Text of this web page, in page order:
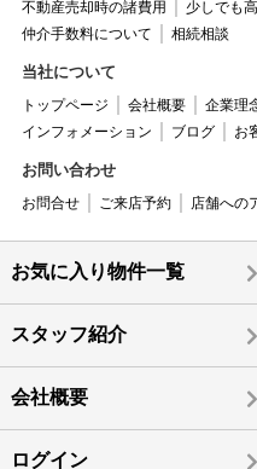
不動産売却時の諸費用
少しでも
仲介手数料について
相続相談
当社について
トップページ 会社概要 企業理
インフォメーション
ブログ お
お問い合わせ
お問合せ ご来店予約 店舗への
お気に入り物件一覧
スタッフ紹介
会社概要
ログイン